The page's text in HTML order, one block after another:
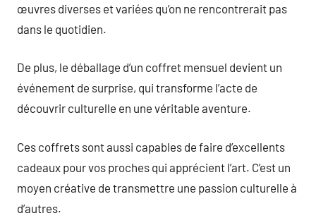
œuvres diverses et variées qu’on ne rencontrerait pas
dans le quotidien.
De plus, le déballage d’un coffret mensuel devient un
événement de surprise, qui transforme l’acte de
découvrir culturelle en une véritable aventure.
Ces coffrets sont aussi capables de faire d’excellents
cadeaux pour vos proches qui apprécient l’art. C’est un
moyen créative de transmettre une passion culturelle à
d’autres.